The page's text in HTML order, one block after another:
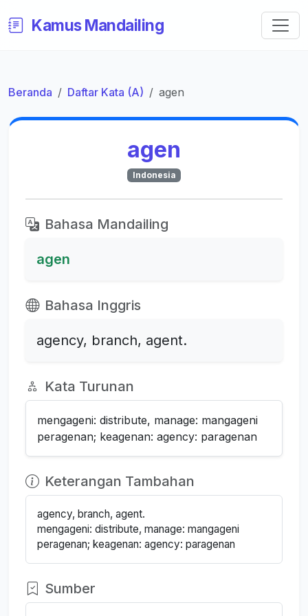
Kamus Mandailing
Beranda Daftar Kata (A) agen
agen
Indonesia
Bahasa Mandailing
agen
Bahasa Inggris
agency, branch, agent.
Kata Turunan
mengageni: distribute, manage: mangageni
peragenan; keagenan: agency: paragenan
Keterangan Tambahan
agency, branch, agent.
mengageni: distribute, manage: mangageni
peragenan; keagenan: agency: paragenan
Sumber